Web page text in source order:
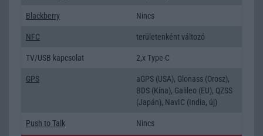
Blackberry Nincs
NFC területenként változó
TV/USB kapcsolat 2,x Type-C
GPS
aGPS (USA), Glonass (Orosz),
BDS (Kína), Galileo (EU), QZSS
(Japán), NavIC (India, új)
Push to Talk Nincs